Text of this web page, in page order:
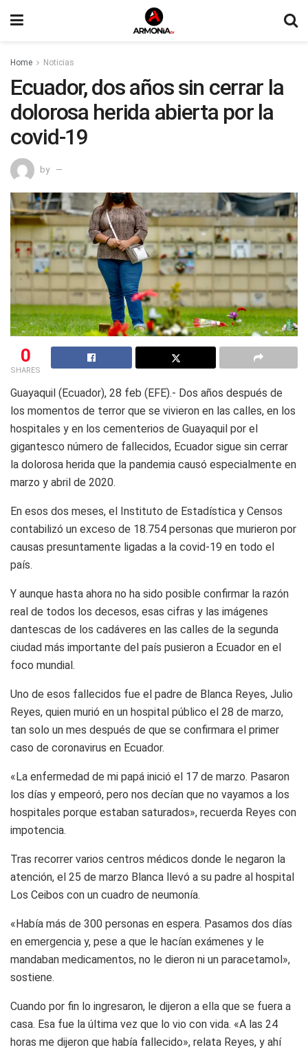
Home Noticias
Ecuador, dos años sin cerrar la
dolorosa herida abierta por la
covid-19
by
0
SHARES
Guayaquil (Ecuador), 28 feb (EFE).- Dos años después de
los momentos de terror que se vivieron en las calles, en los
hospitales y en los cementerios de Guayaquil por el
gigantesco número de fallecidos, Ecuador sigue sin cerrar
la dolorosa herida que la pandemia causó especialmente en
marzo y abril de 2020.
En esos dos meses, el Instituto de Estadística y Censos
contabilizó un exceso de 18.754 personas que murieron por
causas presuntamente ligadas a la covid-19 en todo el
país.
Y aunque hasta ahora no ha sido posible confirmar la razón
real de todos los decesos, esas cifras y las imágenes
dantescas de los cadáveres en las calles de la segunda
ciudad más importante del país pusieron a Ecuador en el
foco mundial.
Uno de esos fallecidos fue el padre de Blanca Reyes, Julio
Reyes, quien murió en un hospital público el 28 de marzo,
tan solo un mes después de que se confirmara el primer
caso de coronavirus en Ecuador.
«La enfermedad de mi papá inició el 17 de marzo. Pasaron
los días y empeoró, pero nos decían que no vayamos a los
hospitales porque estaban saturados», recuerda Reyes con
impotencia.
Tras recorrer varios centros médicos donde le negaron la
atención, el 25 de marzo Blanca llevó a su padre al hospital
Los Ceibos con un cuadro de neumonía.
«Había más de 300 personas en espera. Pasamos dos días
en emergencia y, pese a que le hacían exámenes y le
mandaban medicamentos, no le dieron ni un paracetamol»,
sostiene.
Cuando por fin lo ingresaron, le dijeron a ella que se fuera a
casa. Esa fue la última vez que lo vio con vida. «A las 24
horas me dijeron que había fallecido», relata Reyes, y ahí